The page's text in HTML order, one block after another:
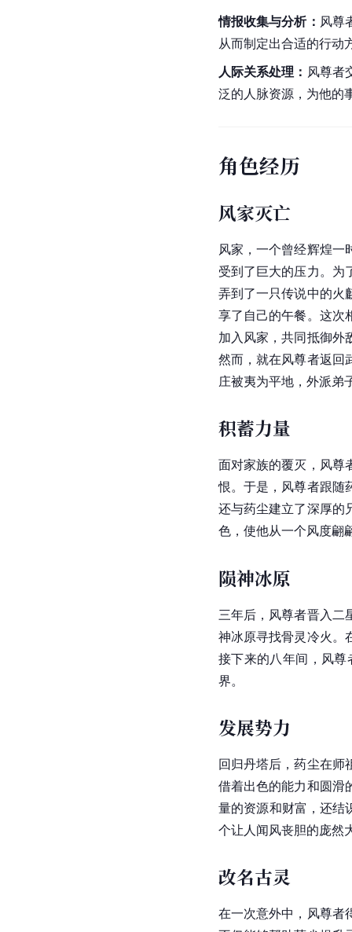
情报收集与分析： 风尊
从而制定出合适的行动
人际关系处理： 风尊者
泛的人脉资源，为他的
角色经历
风家灭亡
风家，一个曾经辉煌一
受到了巨大的压力。为
弄到了一只传说中的火
享了自己的午餐。这次
加入风家，共同抵御外
然而，就在风尊者返回
庄被夷为平地，外派弟
积蓄力量
面对家族的覆灭，风尊
恨。于是，风尊者跟随
还与药尘建立了深厚的
色，使他从一个风度翩
陨神冰原
三年后，风尊者晋入二
神冰原寻找骨灵冷火。
接下来的八年间，风
界。
发展势力
回归丹塔后，药尘在师
借着出色的能力和圆滑
量的资源和财富，还结
个让人闻风丧胆的庞然
改名古灵
在一次意外中，风尊者